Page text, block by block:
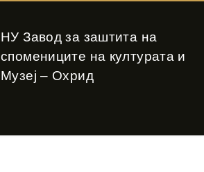
НУ Завод за заштита на
спомениците на културата и
Музеј – Охрид